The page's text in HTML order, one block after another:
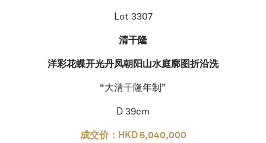
Lot 3307
清干隆
洋彩花蝶开光丹凤朝阳山水庭廓图折沿洗
“大清干隆年制”
D 39cm
成交价：HKD 5,040,000